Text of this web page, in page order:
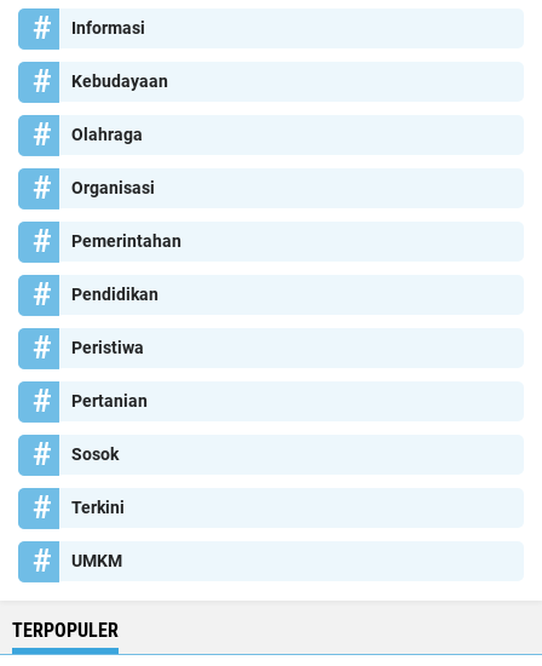
Informasi
Kebudayaan
Olahraga
Organisasi
Pemerintahan
Pendidikan
Peristiwa
Pertanian
Sosok
Terkini
UMKM
TERPOPULER